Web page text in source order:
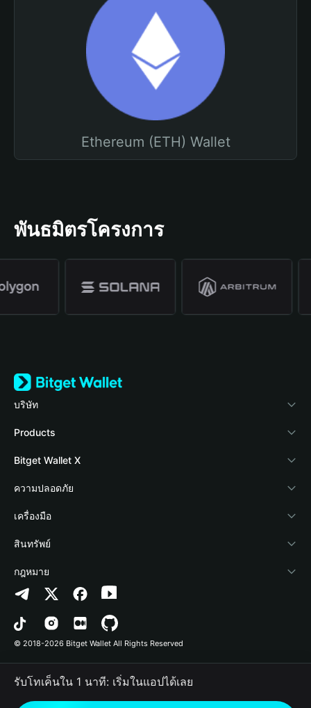
Ethereum (ETH) Wallet
พันธมิตรโครงการ
บริษัท
เกี่ยวกับ Bitget Wallet
Blog
Academy
ข่าวสารด้านคริปโต
ศูนย์ช่วยเหลือ
ติดต่อเรา
ทรัพยากรข้อมูลของแบรนด์
อาชีพ
Products
Crypto Card
Stablecoin Earn
Payfi Crypto
Crypto Swap API
Altcoin Season Index
Prediction Markets
DApp
RWA
Bitget Wallet X
นักพัฒนา
เชื่อมต่อ Wallet
Bitget Wallet Pay
ลิสต์โปรเจกต์
ความปลอดภัย
Protection Fund
เทคโนโลยีความปลอดภัย
เครื่องมือ
ซื้อคริปโต
การตรวจจับการอนุญาต
การตรวจจับสัญญา
การโอนเป็นชุด
สินทรัพย์
Arbitrum
Avalanche
Bitcoin
Polygon
กฎหมาย
นโยบายความเป็นส่วนตัว
ข้อตกลงในการใช้บริการ
© 2018-2026 Bitget Wallet All Rights Reserved
รับโทเค็นใน 1 นาที: เริ่มในแอปได้เลย